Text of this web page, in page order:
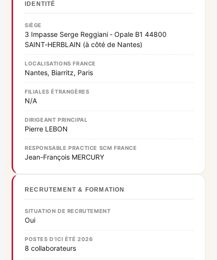
IDENTITÉ
SIÈGE
3 Impasse Serge Reggiani ‑ Opale B1 44800
SAINT‑HERBLAIN (à côté de Nantes)
LOCALISATIONS FRANCE
Nantes, Biarritz, Paris
FILIALES ÉTRANGÈRES
N/A
DIRIGEANT PRINCIPAL
Pierre LEBON
RESPONSABLE PRACTICE SCM FRANCE
Jean-François MERCURY
RECRUTEMENT & FORMATION
SITUATION DE RECRUTEMENT
Oui
POSTES D’ICI ÉTÉ 2026
8 collaborateurs